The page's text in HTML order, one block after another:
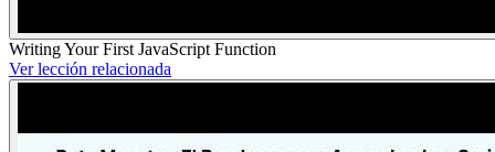
Writing Your First JavaScript Function
Ver lección relacionada